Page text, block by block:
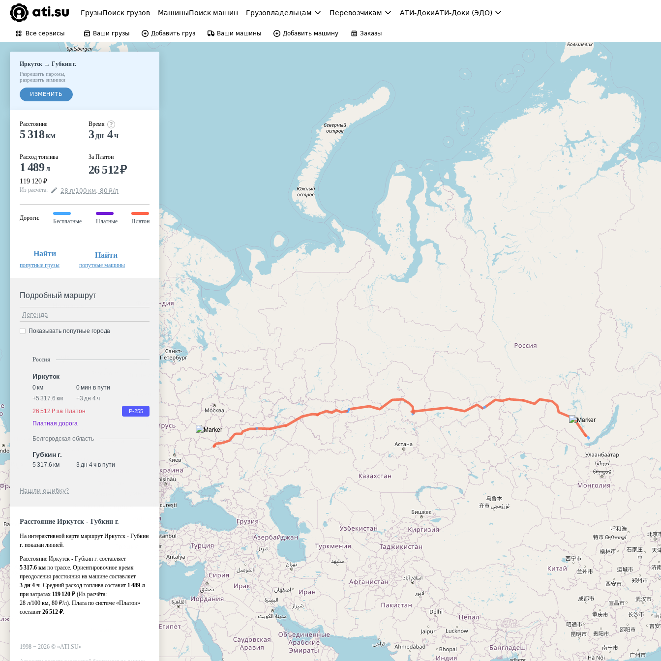
ГрузыПоиск грузов МашиныПоиск машин Грузовладельцам Перевозчикам АТИ-ДокиАТИ-Доки (ЭДО)
Все сервисы Ваши грузы Добавить груз Ваши машины Добавить машину Заказы
Иркутск →Губкин г.
Разрешить паромы
разрешить зимники
ИЗМЕНИТЬ
Расстояние
5 318км
Расход топлива
1 489л
119 120 ₽
Время
3 дн 4ч
За Платон
26 512₽
Из расчёта: 28 л/100 км, 80 ₽/л
Дороги:
Бесплатные Платные Платон
Найти
попутные грузы
Найти
попутные машины
Подробный маршрут
Легенда
Показывать попутные города
Россия
Иркутск
0 км
0 мин в пути
+5 317.6 км +3 дн 4 ч
26 512 ₽ за Платон
Р-255
Платная дорога
Белгородская область
Губкин г.
5 317.6 км 3 дн 4 ч в пути
Нашли ошибку?
Расстояние Иркутск - Губкин г.
На интерактивной карте маршрут Иркутск - Губкин
г. показан линией.
Расстояние Иркутск - Губкин г. составляет
5 317.6 км по трассе. Ориентировочное время
преодоления расстояния на машине составляет
3 дн 4 ч. Средний расход топлива составит 1 489 л
при затратах 119 120 ₽ (Из расчёта:
28 л/100 км, 80 ₽/л). Плата по системе «Платон»
составит 26 512 ₽.
1998 − 2026 © «ATI.SU»